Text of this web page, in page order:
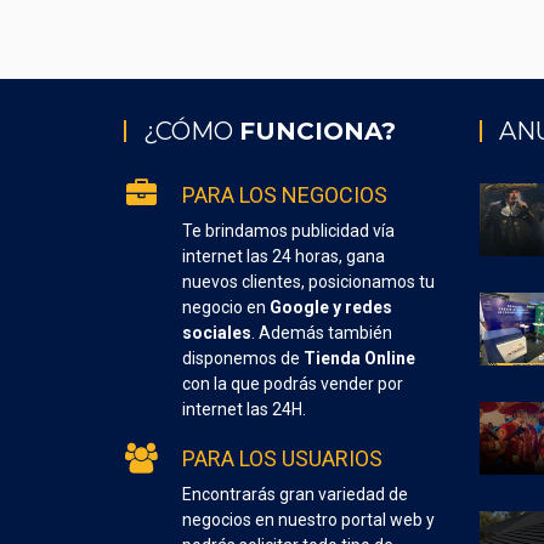
¿CÓMO FUNCIONA?
PARA LOS NEGOCIOS
Te brindamos publicidad vía
internet las 24 horas, gana
nuevos clientes, posicionamos tu
negocio en Google y redes
sociales . Además también
disponemos de Tienda Online
con la que podrás vender por
internet las 24H.
PARA LOS USUARIOS
Encontrarás gran variedad de
negocios en nuestro portal web y